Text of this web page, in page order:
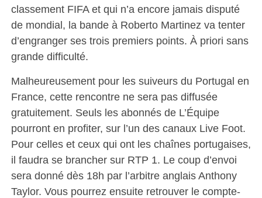
classement FIFA et qui n’a encore jamais disputé
de mondial, la bande à Roberto Martinez va tenter
d’engranger ses trois premiers points. À priori sans
grande difficulté.
Malheureusement pour les suiveurs du Portugal en
France, cette rencontre ne sera pas diffusée
gratuitement. Seuls les abonnés de L’Équipe
pourront en profiter, sur l’un des canaux Live Foot.
Pour celles et ceux qui ont les chaînes portugaises,
il faudra se brancher sur RTP 1. Le coup d’envoi
sera donné dès 18h par l’arbitre anglais Anthony
Taylor. Vous pourrez ensuite retrouver le compte-